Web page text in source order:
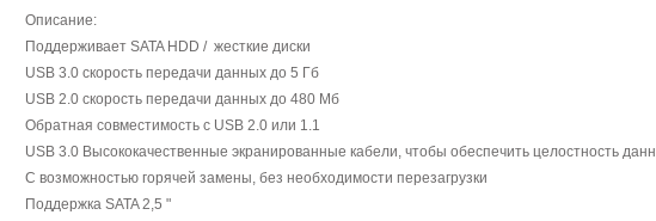
Описание:
Поддерживает SATA HDD / жесткие диски
USB 3.0 скорость передачи данных до 5 Гб
USB 2.0 скорость передачи данных до 480 Мб
Обратная совместимость с USB 2.0 или 1.1
USB 3.0 Высококачественные экранированные кабели, чтобы обеспечить целостность
С возможностью горячей замены, без необходимости перезагрузки
Поддержка SATA 2,5 "